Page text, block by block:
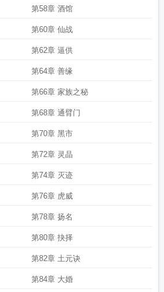
第58章 酒馆
第60章 仙战
第62章 逼供
第64章 善缘
第66章 家族之秘
第68章 通臂门
第70章 黑市
第72章 灵晶
第74章 灭迹
第76章 虎威
第78章 扬名
第80章 抉择
第82章 土元诀
第84章 大婚